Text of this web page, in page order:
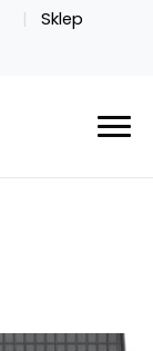
Sklep